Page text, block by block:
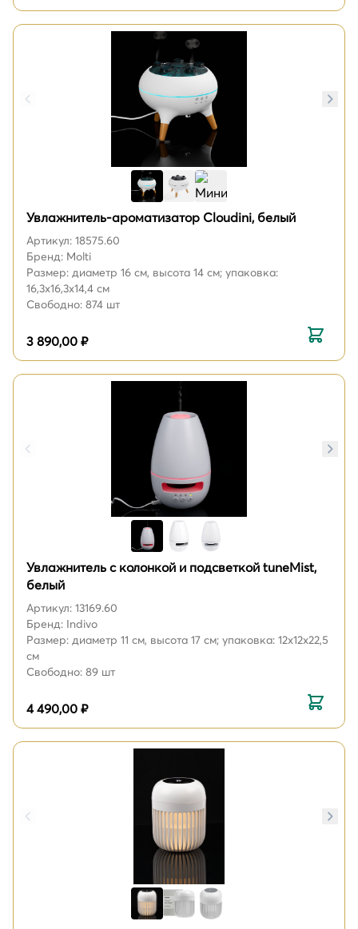
Увлажнитель-ароматизатор Cloudini, белый
Артикул: 18575.60
Бренд: Molti
Размер: диаметр 16 см, высота 14 см; упаковка:
16,3x16,3x14,4 см
Свободно: 874 шт
3 890,00 ₽
Увлажнитель с колонкой и подсветкой tuneMist,
белый
Артикул: 13169.60
Бренд: Indivo
Размер: диаметр 11 см, высота 17 см; упаковка: 12x12x22,5
см
Свободно: 89 шт
4 490,00 ₽